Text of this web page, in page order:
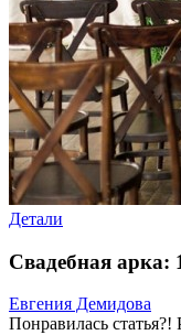
Детали
Свадебная арка:
Евгения Демидова
Понравилась